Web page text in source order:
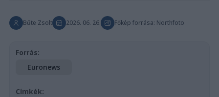
Bűte Zsolt 2026. 06. 26. Főkép forrása: Northfoto
Forrás:
Euronews
Címkék: